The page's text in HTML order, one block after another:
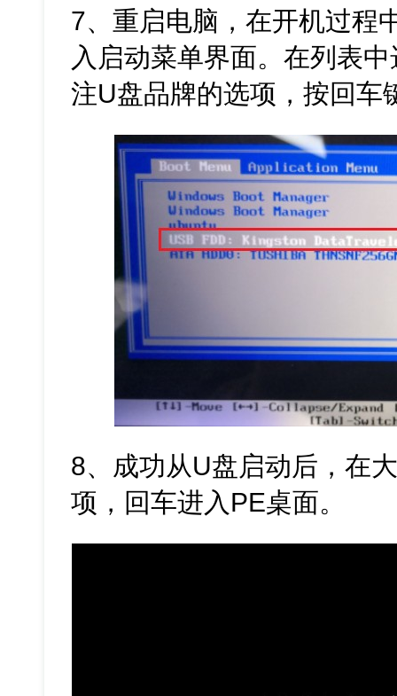
7、重启电脑，在开机过程
入启动菜单界面。在列表
注U盘品牌的选项，按回车
8、成功从U盘启动后，在
项，回车进入PE桌面。